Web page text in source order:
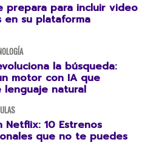
prepara para incluir video
en su plataforma
la búsqueda:
motor con IA que
lenguaje natural
Netflix: 10 Estrenos
que no te puedes